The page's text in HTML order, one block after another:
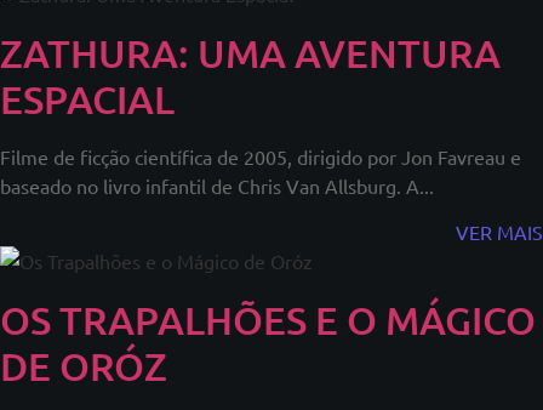
ZATHURA: UMA AVENTURA
ESPACIAL
Filme de ficção científica de 2005, dirigido por Jon Favreau e
baseado no livro infantil de Chris Van Allsburg. A...
VER MAIS
OS TRAPALHÕES E O MÁGICO
DE ORÓZ